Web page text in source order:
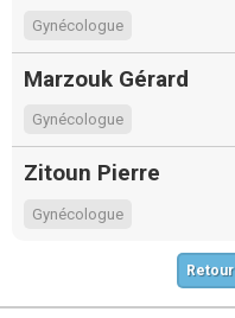
Gynécologue
Marzouk Gérard
Gynécologue
Zitoun Pierre
Gynécologue
Retour